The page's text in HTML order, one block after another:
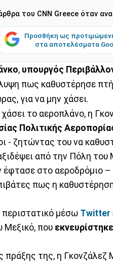
του CNN Greece όταν
Προσθήκη ως
στα αποτελέσματα
, υπουργός
πως καθυστέρησε
για να μην χάσει.
το αεροπλάνο, η
Πολιτικής
- ζητώντας του να
από την Πόλη του
έφτασε στο αεροδρόμιο
πως η
μέσω Twitter
Μεξικό, που
πράξης της, η